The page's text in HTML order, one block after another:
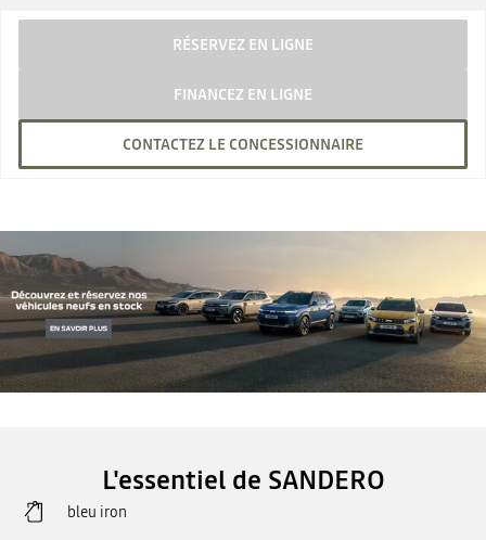
RÉSERVEZ EN LIGNE
FINANCEZ EN LIGNE
CONTACTEZ LE CONCESSIONNAIRE
L'essentiel de SANDERO
bleu iron